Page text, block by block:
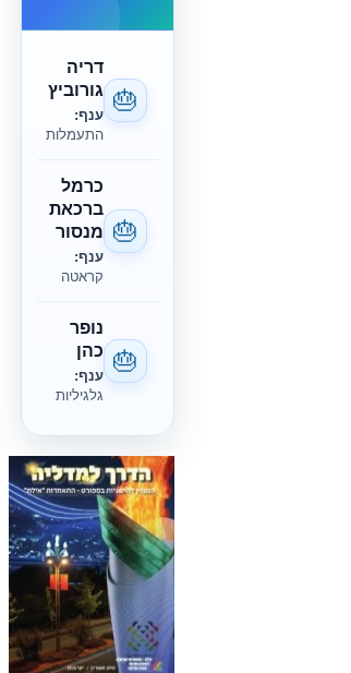
🎂
דריה
גורוביץ
ענף:
התעמלות
🎂
כרמל
ברכאת
מנסור
ענף:
קראטה
🎂
נופר
כהן
ענף:
גלגיליות